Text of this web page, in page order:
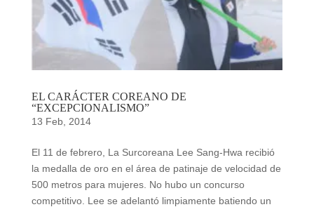
EL CARÁCTER COREANO DE
“EXCEPCIONALISMO”
13 Feb, 2014
El 11 de febrero, La Surcoreana Lee Sang-Hwa recibió
la medalla de oro en el área de patinaje de velocidad de
500 metros para mujeres. No hubo un concurso
competitivo. Lee se adelantó limpiamente batiendo un